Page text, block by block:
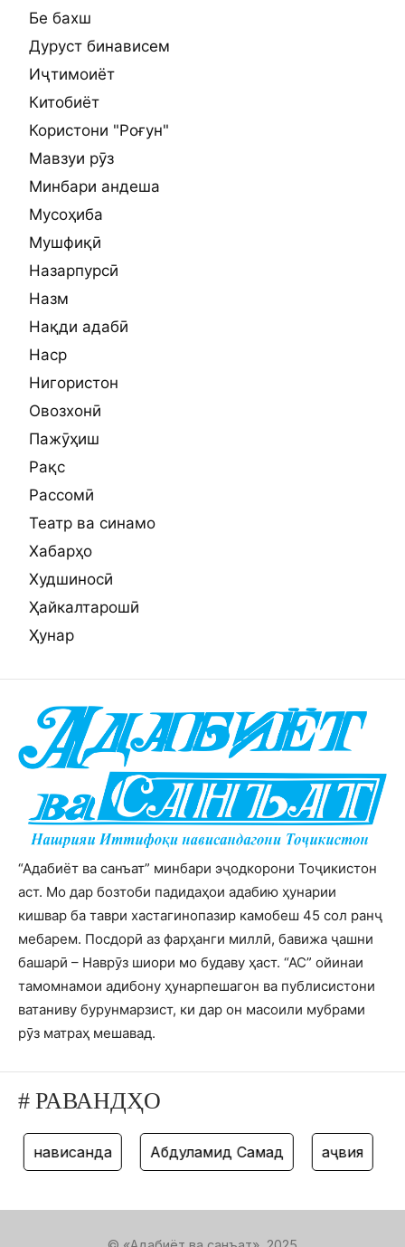
Бе бахш
Дуруст бинависем
Иҷтимоиёт
Китобиёт
Користони "Роғун"
Мавзуи рӯз
Минбари андеша
Мусоҳиба
Мушфиқӣ
Назарпурсӣ
Назм
Нақди адабӣ
Наср
Нигористон
Овозхонӣ
Пажӯҳиш
Рақс
Рассомӣ
Театр ва синамо
Хабарҳо
Худшиносӣ
Ҳайкалтарошӣ
Ҳунар
“Адабиёт ва санъат” минбари эҷодкорони Тоҷикистон
аст. Мо дар бозтоби падидаҳои адабию ҳунарии
кишвар ба таври хастагинопазир камобеш 45 сол ранҷ
мебарем. Посдорӣ аз фарҳанги миллӣ, бавижа ҷашни
башарӣ – Наврӯз шиори мо будаву ҳаст. “АС” ойинаи
тамомнамои адибону ҳунарпешагон ва публисистони
ватаниву бурунмарзист, ки дар он масоили мубрами
рӯз матраҳ мешавад.
# РАВАНДҲО
нависанда Абдулҳамид Самад ҳаҷвия